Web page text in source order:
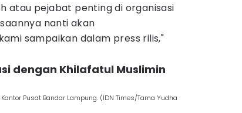
atau pejabat penting di organisasi
nanti akan
sampaikan dalam press rilis,"
dengan Khilafatul Muslimin
Pusat Bandar Lampung. (IDN Times/Tama Yudha